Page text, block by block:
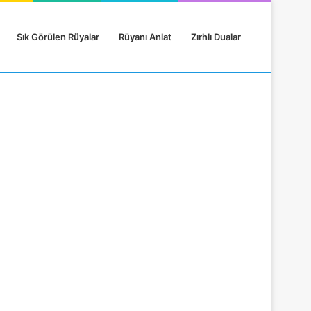
Sık Görülen Rüyalar Rüyanı Anlat Zırhlı Dualar